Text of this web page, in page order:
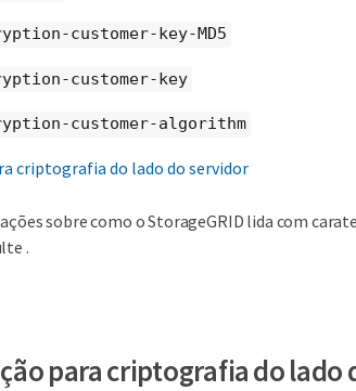
customer-key-MD5
customer-key
customer-algorithm
criptografia do lado do servidor
sobre como o StorageGRID lida com
.
para criptografia do lado